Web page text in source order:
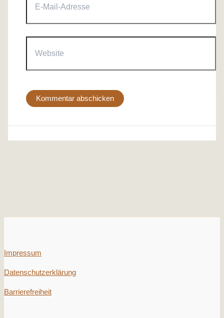
Mail-
Impressum
Datenschutzerklärung
Barrierefreiheit